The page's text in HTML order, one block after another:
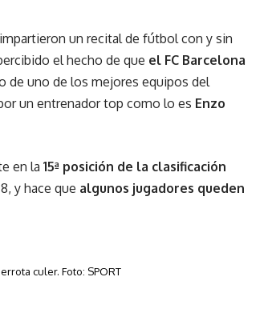
un recital de fútbol con y sin
el hecho de que el FC Barcelona
de uno de los mejores equipos del
un entrenador top como lo es Enzo
en la 15ª posición de la clasificación
y hace que algunos jugadores queden
culer. Foto: SPORT